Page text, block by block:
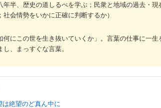
半、歴史の道しるべを学ぶ；民衆と地域の過去・現
会情勢をいかに正確に判断するか）
にこの世を生き抜いていくか」。言葉の仕事に一生
、まっすぐな言葉。
は絶望のど真ん中に